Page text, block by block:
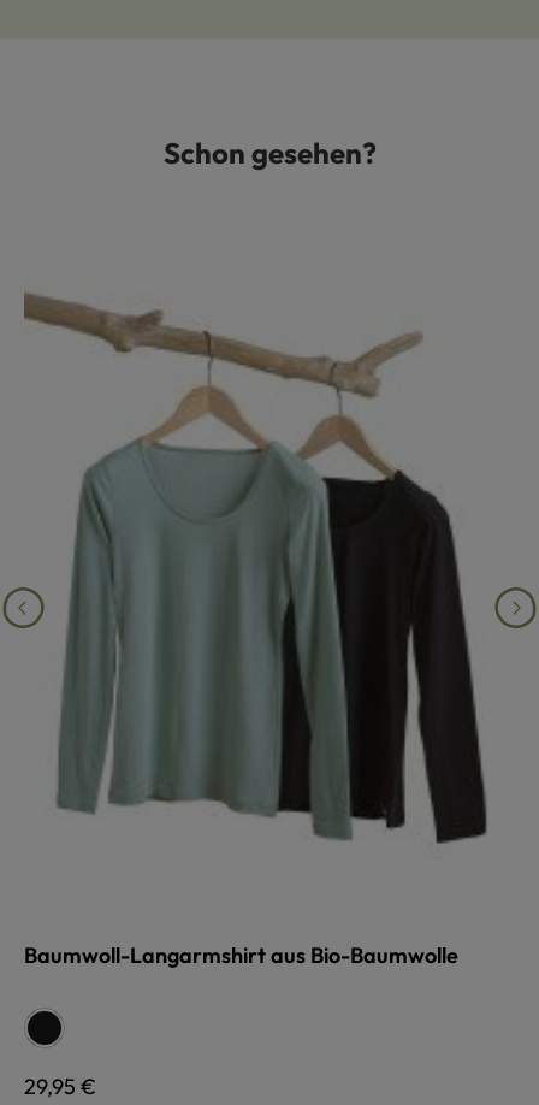
Produktgalerie überspringenSchon gesehen?
Baumwoll-Langarmshirt aus Bio-Baumwolle
Farbeschwarz
Regulärer Preis:
29,95 €